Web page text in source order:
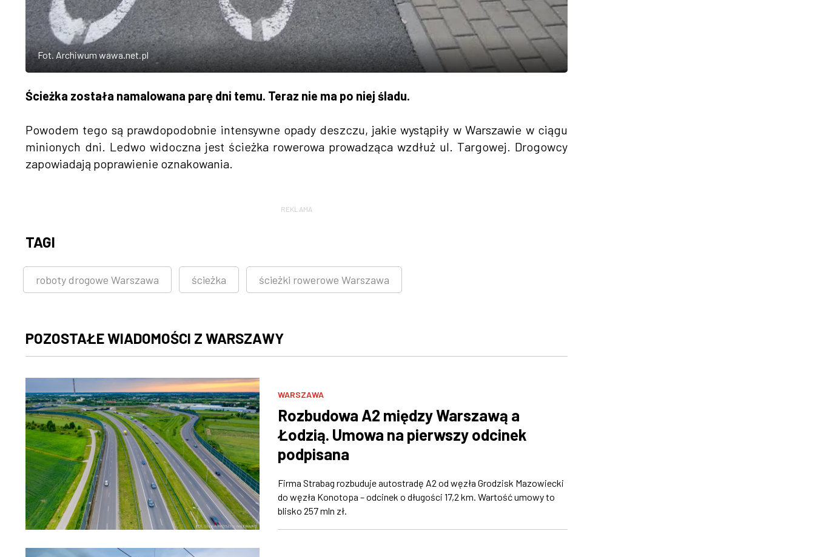
Fot. Archiwum wawa.net.pl
Ścieżka została namalowana parę dni temu. Teraz nie ma po niej śladu.
Powodem tego są prawdopodobnie intensywne opady deszczu, jakie wystąpiły w Warszawie w ciągu
minionych dni. Ledwo widoczna jest ścieżka rowerowa prowadząca wzdłuż ul. Targowej. Drogowcy
zapowiadają poprawienie oznakowania.
REKLAMA
TAGI
roboty drogowe Warszawa ścieżka ścieżki rowerowe Warszawa
POZOSTAŁE WIADOMOŚCI Z WARSZAWY
WARSZAWA
Rozbudowa A2 między Warszawą a
Łodzią. Umowa na pierwszy odcinek
podpisana
Firma Strabag rozbuduje autostradę A2 od węzła Grodzisk Mazowiecki
do węzła Konotopa – odcinek o długości 17,2 km. Wartość umowy to
blisko 257 mln zł.